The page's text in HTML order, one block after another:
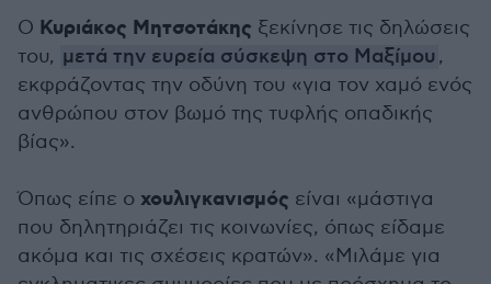
Ο Κυριάκος Μητσοτάκης ξεκίνησε τις δηλώσεις
του, μετά την ευρεία σύσκεψη στο Μαξίμου ,
εκφράζοντας την οδύνη του «για τον χαμό ενός
ανθρώπου στον βωμό της τυφλής οπαδικής
βίας».
Όπως είπε ο χουλιγκανισμός είναι «μάστιγα
που δηλητηριάζει τις κοινωνίες, όπως είδαμε
ακόμα και τις σχέσεις κρατών». «Μιλάμε για